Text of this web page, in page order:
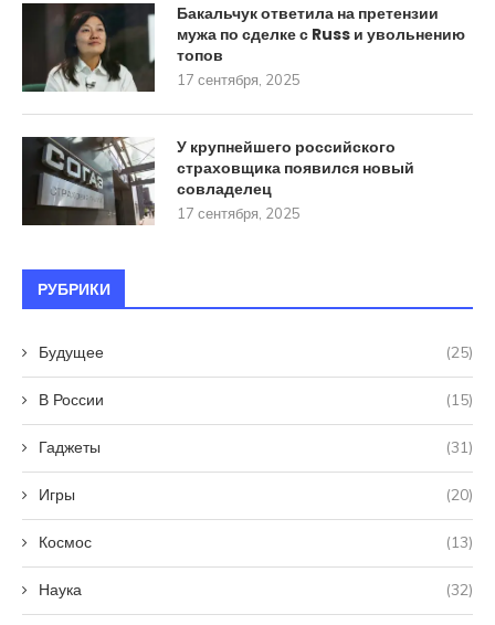
Бакальчук ответила на претензии
мужа по сделке с Russ и увольнению
топов
17 сентября, 2025
У крупнейшего российского
страховщика появился новый
совладелец
17 сентября, 2025
РУБРИКИ
Будущее (25)
В России (15)
Гаджеты (31)
Игры (20)
Космос (13)
Наука (32)